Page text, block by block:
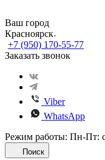
Ваш город
Красноярск
+7 (950) 170-55-77
Заказать звонок
Viber
WhatsApp
Режим работы: Пн-Пт:
Поиск